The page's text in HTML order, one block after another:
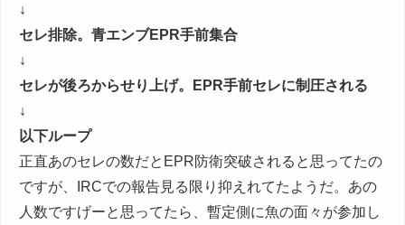
↓
セレ排除。青エンブEPR手前集合
↓
セレが後ろからせり上げ。EPR手前セレに制圧される
↓
以下ループ
正直あのセレの数だとEPR防衛突破されると思ってたの
ですが、IRCでの報告見る限り抑えれてたようだ。あの
人数ですげーと思ってたら、暫定側に魚の面々が参加し